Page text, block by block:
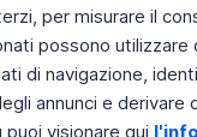
per misurare il
possono
di navigazione,
annunci e
visionare qui